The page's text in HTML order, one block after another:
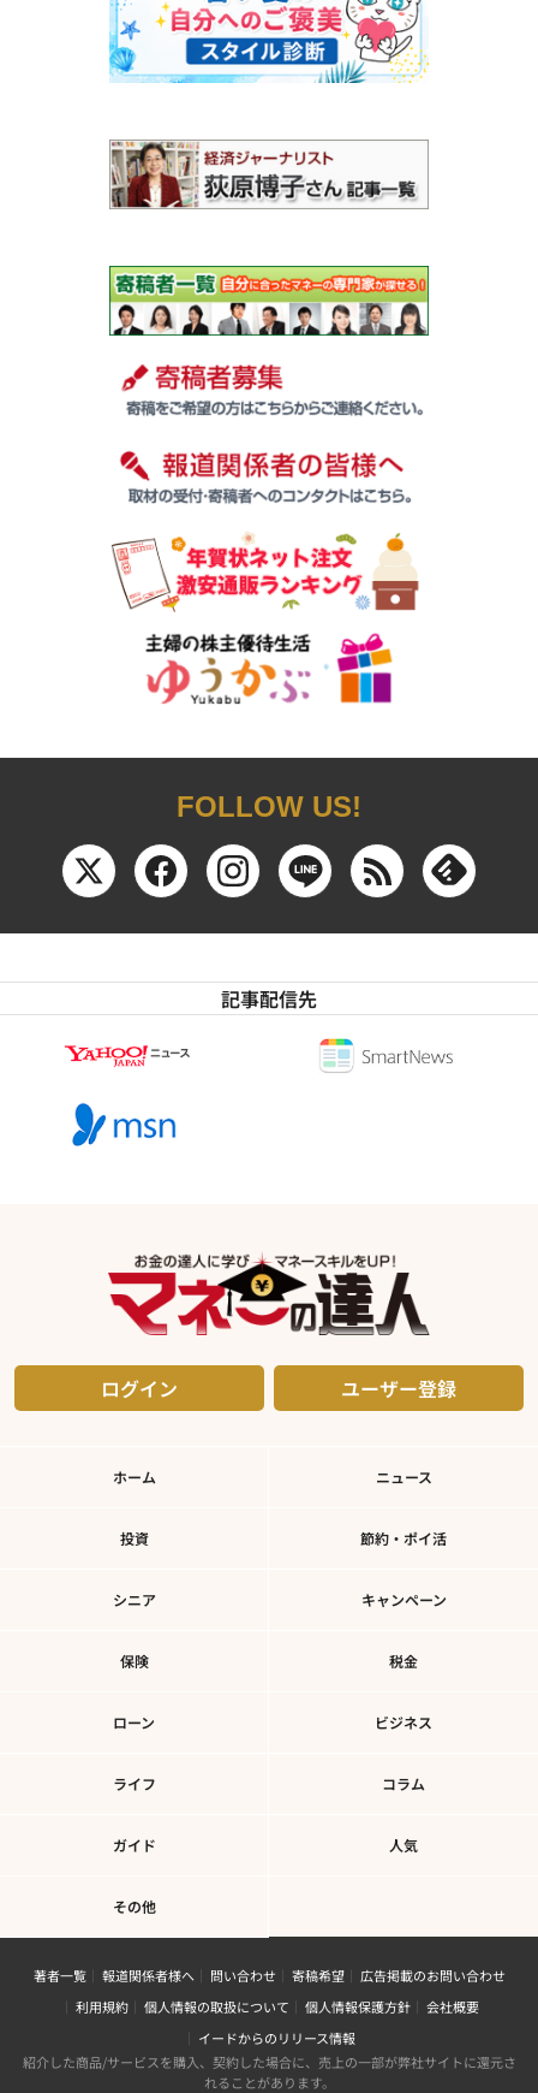
FOLLOW US!
記事配信先
ログイン ユーザー登録
ホーム ニュース
投資 節約・ポイ活
シニア キャンペーン
保険 税金
ローン ビジネス
ライフ コラム
ガイド 人気
その他
著者一覧 報道関係者様へ 問い合わせ 寄稿希望
広告掲載のお問い合わせ
利用規約
個人情報の取扱について 個人情報保護方針
会社概要
イードからのリリース情報
紹介した商品/サービスを購入、契約した場合に、売上の一部が弊社サイトに還元さ
れることがあります。